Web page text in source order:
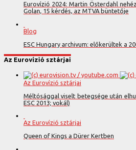
Eurovízió 2024: Martin Österdahl
Golan, 15 kérdés, az MTVA büntetője
Blog
ESC Hungary archivum: előkerültek a
Az Eurovízió sztárjai
Az Eurovízió sztárjai
Méltósággal viselt betegsége után
ESC 2013; vokál)
Az Eurovízió sztárjai
Queen of Kings a Dürer Kertben